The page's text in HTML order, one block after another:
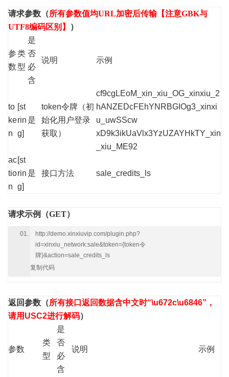
请求参数（所有参数值均URL加密后传输【注意GBK与
UTF8编码区别】
）
参
数
类
型
是
否
必
含
说明 示例
to
ke
n
[st
rin
g]
是
token令牌（初
始化用户登录
获取）
cf9cgLEoM_xin_xiu_OG_xinxiu_2
hANZEDcFEhYNRBGIOg3_xinxi
u_uwSScw
xD9k3ikUaVlx3YzUZAYHkTY_xin
_xiu_ME92
ac
tio
n
[st
rin
g]
是 接口方法 sale_credits_ls
请求示例（GET）
http://demo.xinxiuvip.com/plugin.php?
id=xinxiu_network:sale&token={token令
牌}&action=sale_credits_ls
复制代码
返回参数 （所有接口返回数据含中文时“\u672c\u6846”，
请用USC2进行解码）
参数
类
型
是
否
必
含
说明 示例